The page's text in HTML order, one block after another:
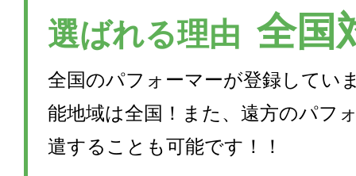
選ばれる理由 全国
全国のパフォーマーが登録してい
能地域は全国！また、遠方のパフ
遣することも可能です！！